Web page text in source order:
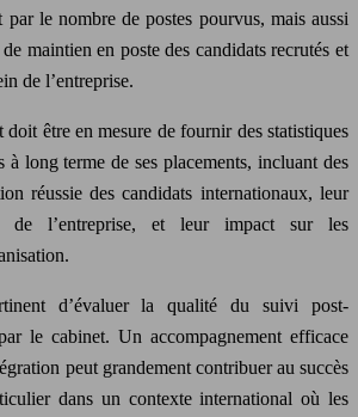
par le nombre de postes pourvus, mais aussi
maintien en poste des candidats recrutés et
de l’entreprise.
être en mesure de fournir des statistiques
à long terme de ses placements, incluant des
réussie des candidats internationaux, leur
de l’entreprise, et leur impact sur les
d’évaluer la qualité du suivi post-
le cabinet. Un accompagnement efficace
peut grandement contribuer au succès
dans un contexte international où les